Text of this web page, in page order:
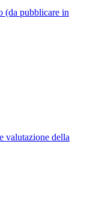
(da pubblicare in
valutazione della